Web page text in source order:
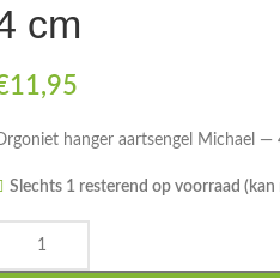
cm
11,95
hanger aartsengel Michael —
Slechts 1 resterend op voorraad